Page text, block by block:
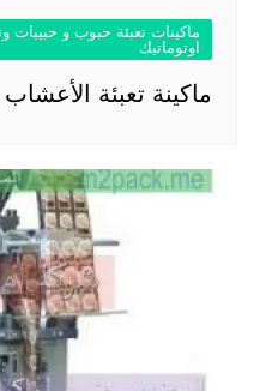
ماكينات تعبئة حبوب و
اوتوماتيك
ماكينة تعبئة